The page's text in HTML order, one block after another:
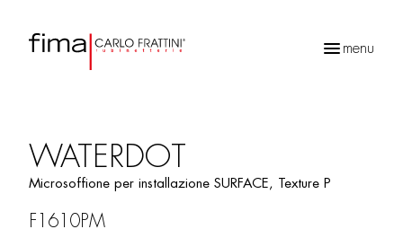
menu
WATERDOT
Microsoffione per installazione SURFACE, Texture P
F1610PM